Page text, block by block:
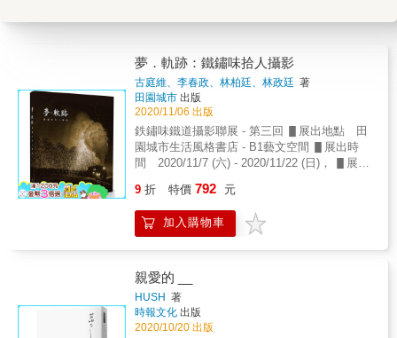
夢．軌跡：鐵鏽味拾人攝影
古庭維、李春政、林柏廷、林政廷 著
田園城市 出版
2020/11/06 出版
鉄鏽味鐵道攝影聯展 - 第三回 ▋展出地點 田
園城市生活風格書店 - B1藝文空間 ▋展出時
間 2020/11/7 (六) - 2020/11/22 (日)， ▋展出
www.facebook.com/events/459223518382268
本攝影集為十位鐵道迷，走訪世界各地，追尋
各類型的火車，一一記錄下火車與環境、火車
車輛的表情和人臉一般豐富，這是我著迷的原
因之一。&mdash;&mdash;林政廷 那些找路、
開路、追逐陽光角度的過程，更令人回味。
&mdash;&mdash;古庭維 但對我而言，鐵道的
9 折 特價 792 元
加入購物車
HUSH 著
時報文化 出版
2020/10/20 出版